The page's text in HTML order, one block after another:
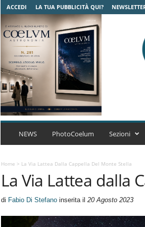
ACCEDI LA TUA PUBBLICITÀ QUI?
C
u
m
A
t
r
NEWS PhotoCoelum Sezioni
Home > La Via Lattea Dalla Cappella Del Monte Stella
La Via Lattea dalla
di Fabio Di Stefanoinserita il 20 Agosto 2023